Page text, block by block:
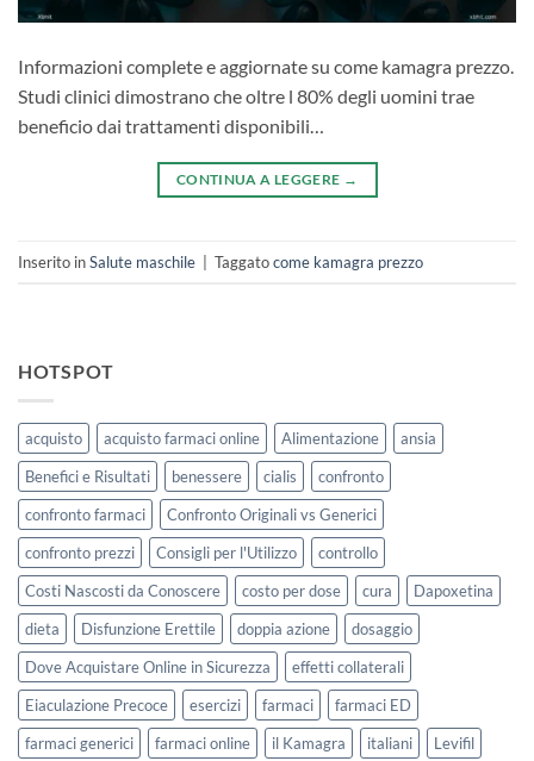
Informazioni complete e aggiornate su come kamagra prezzo.
Studi clinici dimostrano che oltre l 80% degli uomini trae
beneficio dai trattamenti disponibili…
CONTINUA A LEGGERE →
Inserito inSalute maschile Taggatocome kamagra prezzo
HOTSPOT
acquisto acquisto farmaci online Alimentazione
ansia
Benefici e Risultati
benessere cialis
confronto
confronto farmaci
Confronto Originali vs Generici
confronto prezzi
Consigli per l'Utilizzo
controllo
Costi Nascosti da Conoscere
costo per dose cura
Dapoxetina
dieta
Disfunzione Erettile doppia azione
dosaggio
Dove Acquistare Online in Sicurezza
effetti collaterali
Eiaculazione Precoce
esercizi farmaci
farmaci ED
farmaci generici
farmaci online il Kamagra italiani
Levifil